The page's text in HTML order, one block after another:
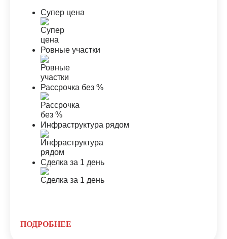
Супер цена
Ровные участки
Рассрочка без %
Инфраструктура рядом
Сделка за 1 день
ПОДРОБНЕЕ